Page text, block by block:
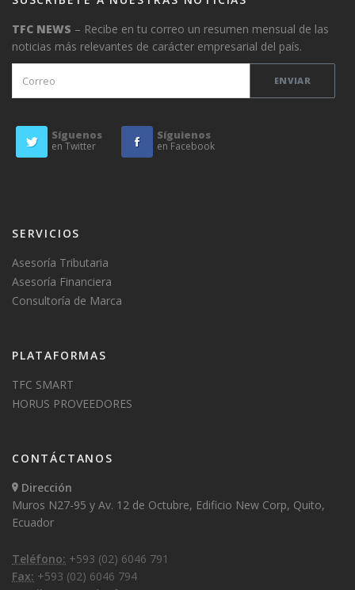
TFC NEWS – Recibe en tu correo un resumen mensual de las
noticias más relevantes de carácter empresarial del país.
Síguenos
en Twitter
Síguienos
en Facebook
SERVICIOS
Asesoría Tributaria
Asesoría Financiera
Consultoría de Marca
PLATAFORMAS
TFC SMART
HORUS PROVEEDORES
CONTÁCTANOS
Dirección
Muros N27-95 y Av. 12 de Octubre, Edificio New Corp, Quito,
Ecuador
Teléfono: +593 (02) 6046 791
Fax: +593 (02) 6046 794